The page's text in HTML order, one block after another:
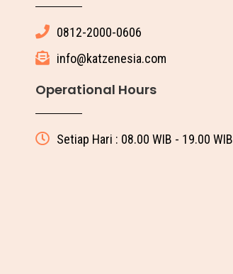
0812-2000-0606
info@katzenesia.com
Operational Hours
Setiap Hari : 08.00 WIB - 19.00 WIB